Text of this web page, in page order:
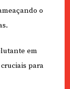
o
em
para